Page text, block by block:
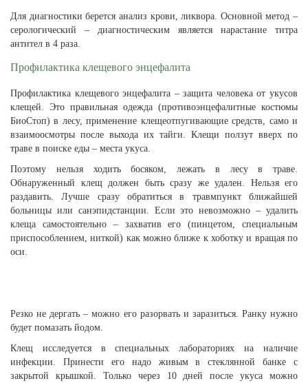
Для диагностики берется анализ крови, ликвора. Основной метод –
серологический – диагностическим является нарастание титра
антител в 4 раза.
Профилактика клещевого энцефалита
Профилактика клещевого энцефалита – защита человека от укусов
клещей. Это правильная одежда (противоэнцефалитные костюмы
БиоСтоп) в лесу, применение клещеотпугивающие средств, само и
взаимоосмотры после выхода их тайги. Клещи ползут вверх по
траве в поиске еды – места укуса.
Поэтому нельзя ходить босяком, лежать в лесу в траве.
Обнаруженный клещ должен быть сразу же удален. Нельзя его
раздавить. Лучше сразу обратиться в травмпункт ближайшей
больницы или санэпидстанции. Если это невозможно – удалить
клеща самостоятельно – захватив его (пинцетом, специальным
приспособлением, ниткой) как можно ближе к хоботку и вращая по
оси.
Резко не дергать – можно его разорвать и заразиться. Ранку нужно
будет помазать йодом.
Клещ исследуется в специальных лабораториях на наличие
инфекции. Принести его надо живым в стеклянной банке с
закрытой крышкой. Только через 10 дней после укуса можно